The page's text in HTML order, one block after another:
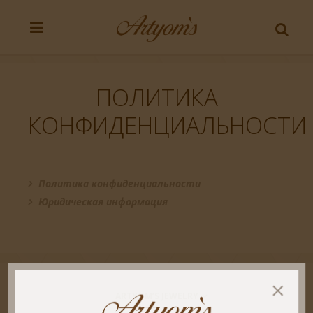
ПОЛИТИКА
КОНФИДЕНЦИАЛЬНОСТИ
ARTYOM’S JEWELRY